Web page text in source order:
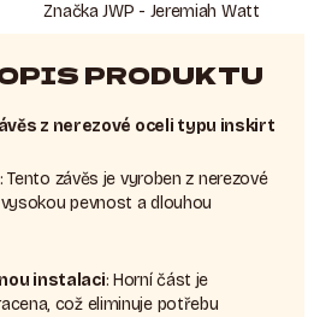
ZnačkaJWP - Jeremiah Watt
PRODUKTU
z nerezové oceli typu inskirt
: Tento závěs je vyroben z nerezové
pevnost a dlouhou
instalaci: Horní část je
což eliminuje potřebu